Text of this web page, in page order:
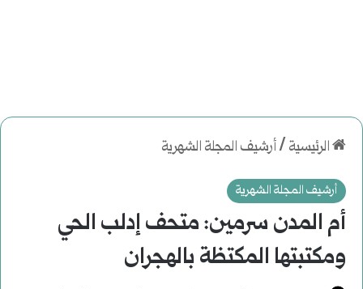
الرئيسية /أرشيف المجلة الشهرية
أرشيف المجلة الشهرية
أم المدن سرمين: متحف إدلب الحي
ومكتبتها المكتظة بالهجران